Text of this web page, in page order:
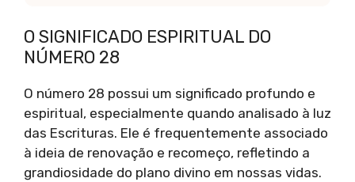
O SIGNIFICADO ESPIRITUAL DO
NÚMERO 28
O número 28 possui um significado profundo e
espiritual, especialmente quando analisado à luz
das Escrituras. Ele é frequentemente associado
à ideia de renovação e recomeço, refletindo a
grandiosidade do plano divino em nossas vidas.